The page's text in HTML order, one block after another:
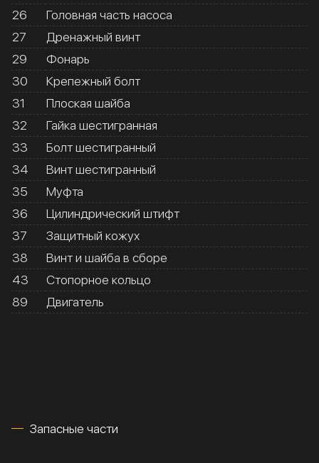
26
Головная часть насоса
27
Дренажный винт
29
Фонарь
30
Крепежный болт
31
Плоская шайба
32
Гайка шестигранная
33
Болт шестигранный
34
Винт шестигранный
35
Муфта
36
Цилиндрический штифт
37
Защитный кожух
38
Винт и шайба в сборе
43
Стопорное кольцо
89
Двигатель
Запасные части